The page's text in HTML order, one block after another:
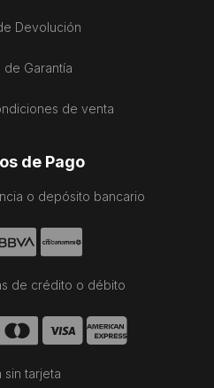
Devolución
de Garantía
de venta
de Pago
o depósito bancario
de crédito o débito
sin tarjeta